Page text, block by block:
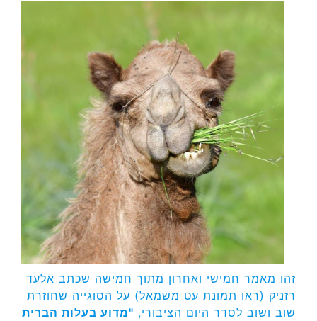
זהו מאמר חמישי ואחרון מתוך חמישה שכתב אלעד
רזניק (ראו תמונת עט משמאל) על הסוגייה שחוזרת
שוב ושוב לסדר היום הציבורי, "מדוע בעלות הברית